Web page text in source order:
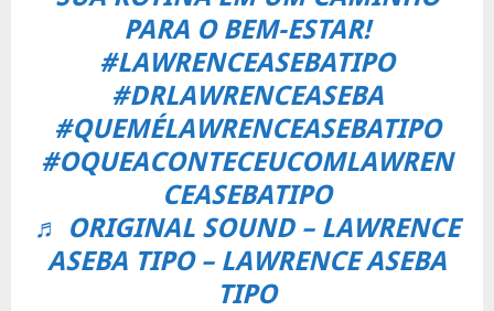
PARA O BEM-ESTAR!
#LAWRENCEASEBATIPO
#DRLAWRENCEASEBA
#QUEMÉLAWRENCEASEBATIPO
#OQUEACONTECEUCOMLAWREN
CEASEBATIPO
♬ ORIGINAL SOUND – LAWRENCE
ASEBA TIPO – LAWRENCE ASEBA
TIPO